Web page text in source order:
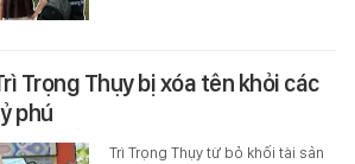
Trọng Thụy bị xóa tên khỏi các
phú
Trì Trọng Thụy từ bỏ khối tài sản